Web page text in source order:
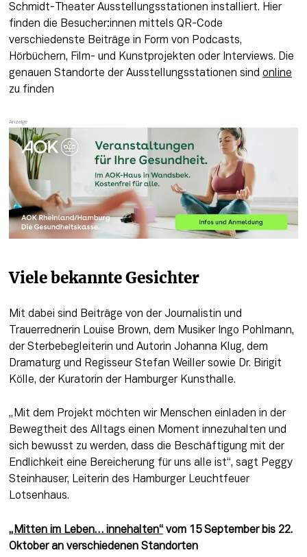
Schmidt-Theater Ausstellungsstationen installiert. Hier
finden die Besucher:innen mittels QR-Code
verschiedenste Beiträge in Form von Podcasts,
Hörbüchern, Film- und Kunstprojekten oder Interviews. Die
genauen Standorte der Ausstellungsstationen sind online
zu finden
Viele bekannte Gesichter
Mit dabei sind Beiträge von der Journalistin und
Trauerrednerin Louise Brown, dem Musiker Ingo Pohlmann,
der Sterbebegleiterin und Autorin Johanna Klug, dem
Dramaturg und Regisseur Stefan Weiller sowie Dr. Birigit
Kölle, der Kuratorin der Hamburger Kunsthalle.
„Mit dem Projekt möchten wir Menschen einladen in der
Bewegtheit des Alltags einen Moment innezuhalten und
sich bewusst zu werden, dass die Beschäftigung mit der
Endlichkeit eine Bereicherung für uns alle ist“, sagt Peggy
Steinhauser, Leiterin des Hamburger Leuchtfeuer
Lotsenhaus.
„Mitten im Leben… innehalten“ vom 15 September bis 22.
Oktober an verschiedenen Standorten